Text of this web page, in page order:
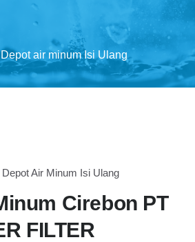
Depot air minum Isi Ulang
Depot Air Minum Isi Ulang
Cirebon PT
FILTER